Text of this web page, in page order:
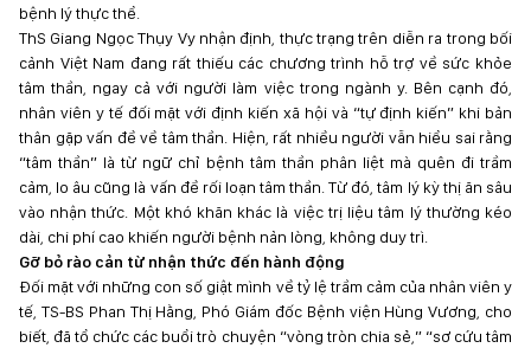
bệnh lý thực thể.
ThS Giang Ngọc Thụy Vy nhận định, thực trạng trên diễn ra trong bối
cảnh Việt Nam đang rất thiếu các chương trình hỗ trợ về sức khỏe
tâm thần, ngay cả với người làm việc trong ngành y. Bên cạnh đó,
nhân viên y tế đối mặt với định kiến xã hội và “tự định kiến” khi bản
thân gặp vấn đề về tâm thần. Hiện, rất nhiều người vẫn hiểu sai rằng
“tâm thần” là từ ngữ chỉ bệnh tâm thần phân liệt mà quên đi trầm
cảm, lo âu cũng là vấn đề rối loạn tâm thần. Từ đó, tâm lý kỳ thị ăn sâu
vào nhận thức. Một khó khăn khác là việc trị liệu tâm lý thường kéo
dài, chi phí cao khiến người bệnh nản lòng, không duy trì.
Gỡ bỏ rào cản từ nhận thức đến hành động
Đối mặt với những con số giật mình về tỷ lệ trầm cảm của nhân viên y
tế, TS-BS Phan Thị Hằng, Phó Giám đốc Bệnh viện Hùng Vương, cho
biết, đã tổ chức các buổi trò chuyện “vòng tròn chia sẻ,” “sơ cứu tâm